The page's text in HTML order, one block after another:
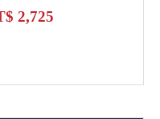
2,725